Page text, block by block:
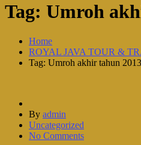
Tag: Umroh
Home
ROYAL JAVA TOUR &
Tag: Umroh akhir tahun 2013
By admin
Uncategorized
No Comments